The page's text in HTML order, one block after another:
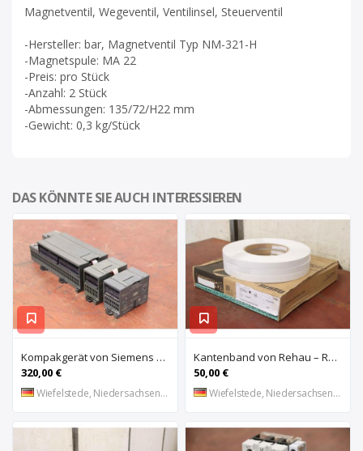
Magnetventil, Wegeventil, Ventilinsel, Steuerventil
-Hersteller: bar, Magnetventil Typ NM-321-H
-Magnetspule: MA 22
-Preis: pro Stück
-Anzahl: 2 Stück
-Abmessungen: 135/72/H22 mm
-Gewicht: 0,3 kg/Stück
DAS KÖNNTE SIE AUCH INTERESSIEREN
Kompakgerät von Siemens – 6ES7 216-2AD22-OXBO 6ES 221-1BF22-OXAO
320,00 €
Wiefelstede, Niedersachsen, DE
Kantenband von Rehau – Raukantex FP 28/1 97556
50,00 €
Wiefelstede, Niedersachsen, DE